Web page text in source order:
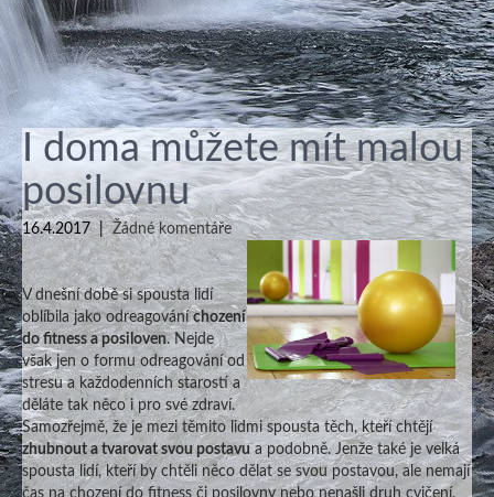
I doma můžete mít malou
posilovnu
16.4.2017 |Žádné komentáře
V dnešní době si spousta lidí
oblíbila jako odreagováníchození
do fitness a posiloven. Nejde
však jen o formu odreagování od
stresu a každodenních starostí a
děláte tak něco i pro své zdraví.
Samozřejmě, že je mezi těmito lidmi spousta těch, kteří chtějí
zhubnout a tvarovat svou postavua podobně. Jenže také je velká
spousta lidí, kteří by chtěli něco dělat se svou postavou, ale nemají
čas na chození do fitness či posilovny nebo nenašli druh cvičení,